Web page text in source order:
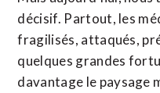
décisif. Partout, les
fragilisés, attaqués,
quelques grandes
davantage le paysage